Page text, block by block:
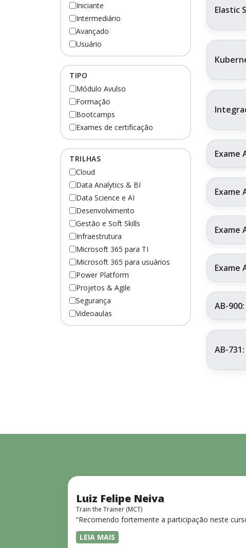
Iniciante
Intermediário
Avançado
Usuário
TIPO
Módulo Avulso
Formação
Bootcamps
Exames de certificação
TRILHAS
Cloud
Data Analytics & BI
Data Science e AI
Desenvolvimento
Gestão e Soft Skills
Infraestrutura
Microsoft 365 para TI
Microsoft 365 para usuários
Power Platform
Projetos & Agile
Segurança
Videoaulas
Elastic
Exame
Exame
Exame
Exame
AB-
AB-
Luiz Felipe Neiva
Train the Trainer (MCT)
“Recomendo fortemente a participação neste
LEIA MAIS